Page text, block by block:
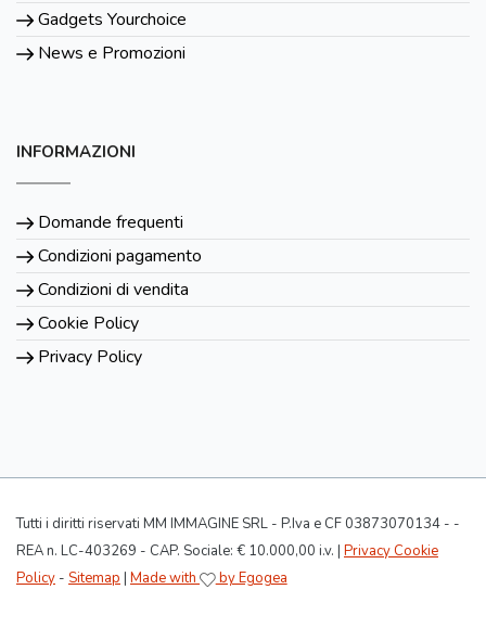
Gadgets Yourchoice
News e Promozioni
INFORMAZIONI
Domande frequenti
Condizioni pagamento
Condizioni di vendita
Cookie Policy
Privacy Policy
Tutti i diritti riservati MM IMMAGINE SRL - P.Iva e CF 03873070134 - -
REA n. LC-403269 - CAP. Sociale: € 10.000,00 i.v. | Privacy Cookie
Policy - Sitemap Made with by Egogea